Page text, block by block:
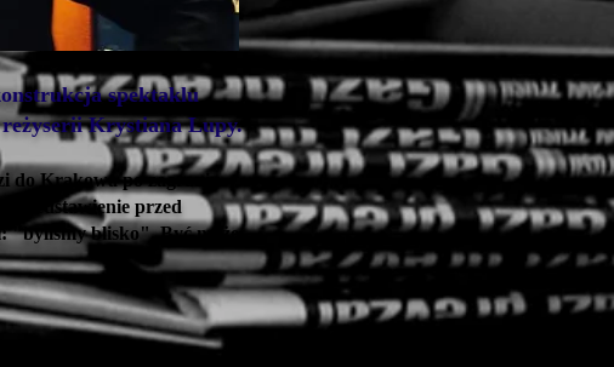
spektaklu
Krystiana Lupy.
do Krakowa po zagraniu
przed
"byliśmy blisko". Być może